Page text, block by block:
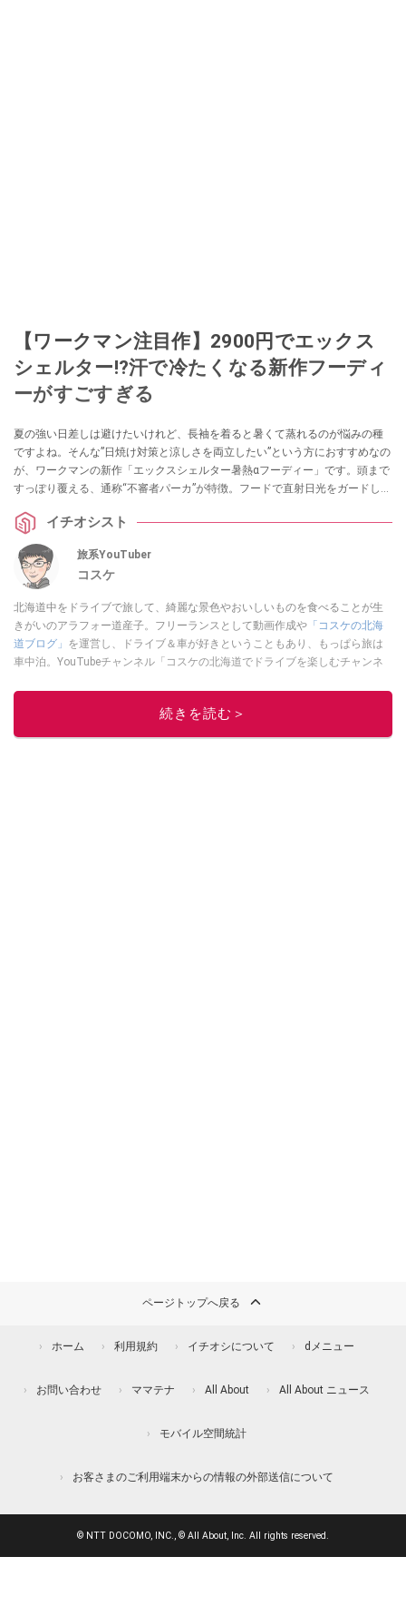
【ワークマン注目作】2900円でエックス
シェルター!?汗で冷たくなる新作フーディ
ーがすごすぎる
夏の強い日差しは避けたいけれど、長袖を着ると暑くて蒸れるのが悩みの種
ですよね。そんな”日焼け対策と涼しさを両立したい”という方におすすめなの
が、ワークマンの新作「エックスシェルター暑熱αフーディー」です。頭まで
すっぽり覆える、通称“不審者パーカ”が特徴。フードで直射日光をガードしつ
夏の外出を快適にする注目のアイテムをご紹介します。
イチオシスト
旅系YouTuber
コスケ
北海道中をドライブで旅して、綺麗な景色やおいしいものを食べることが生
きがいのアラフォー道産子。フリーランスとして動画作成や 「コスケの北海
道ブログ」 を運営し、ドライブ＆車が好きということもあり、もっぱら旅は
車中泊。YouTubeチャンネル「コスケの北海道でドライブを楽しむチャンネ
も配信中。
続きを読む＞
ページトップへ戻る
ホーム 利用規約 イチオシについて dメニュー
お問い合わせ ママテナ All About All About ニュース
モバイル空間統計
お客さまのご利用端末からの情報の外部送信について
© NTT DOCOMO, INC., © All About, Inc. All rights reserved.